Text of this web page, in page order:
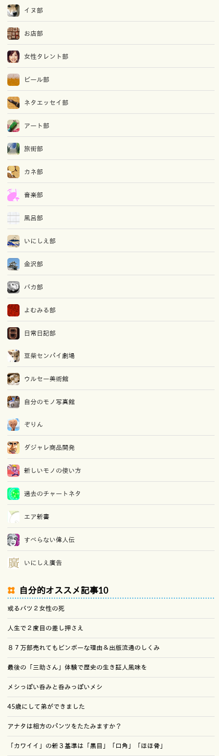
イヌ部
お店部
女性タレント部
ビール部
ネタエッセイ部
アート部
旅街部
カネ部
音楽部
風呂部
いにしえ部
金沢部
バカ部
よむみる部
日常日記部
豆柴センパイ劇場
ウルセー美術館
自分のモノ写真館
ぞりん
ダジャレ商品開発
新しいモノの使い方
過去のチャートネタ
エア新書
すべらない偉人伝
いにしえ廣告
自分的オススメ記事10
或るバツ２女性の死
人生で２度目の差し押さえ
８７万部売れてもビンボーな理由＆出版流通のしくみ
最後の「三助さん」体験で歴史の生き証人風味を
メシっぽい呑みと呑みっぽいメシ
45歳にして弟ができました
アナタは相方のパンツをたたみますか？
「カワイイ」の新３基準は「黒目」「口角」「ほほ骨」